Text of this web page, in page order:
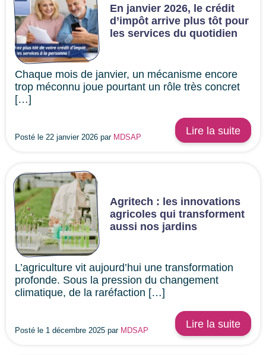
En janvier 2026, le crédit
d’impôt arrive plus tôt pour
les services du quotidien
Chaque mois de janvier, un mécanisme encore
trop méconnu joue pourtant un rôle très concret
[…]
Posté le 22 janvier 2026 par MDSAP
Lire la suite
Agritech : les innovations
agricoles qui transforment
aussi nos jardins
L’agriculture vit aujourd’hui une transformation
profonde. Sous la pression du changement
climatique, de la raréfaction […]
Posté le 1 décembre 2025 par MDSAP
Lire la suite